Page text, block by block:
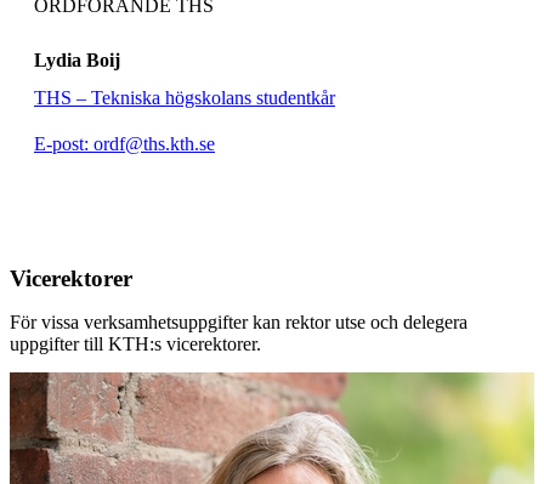
ORDFÖRANDE THS
Lydia Boij
THS – Tekniska högskolans studentkår
E-post: ordf@ths.kth.se
Vicerektorer
För vissa verksamhetsuppgifter kan rektor utse och delegera
uppgifter till KTH:s vicerektorer.